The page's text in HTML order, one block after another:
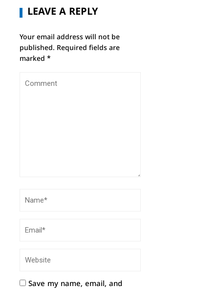
LEAVE A REPLY
Your email address will not be
published. Required fields are
marked *
Save my name, email, and